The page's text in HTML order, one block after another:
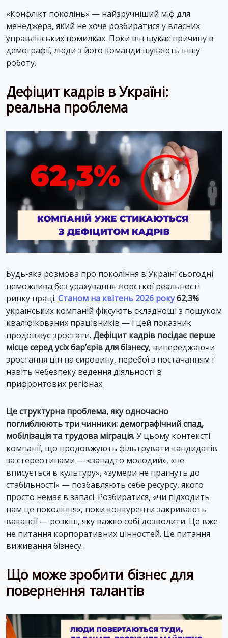
«Конфлікт поколінь» — найзручніший міф для
менеджера, який не хоче розбиратися у власних
управлінських помилках. Поки він шукає причину в
демографії, люди з його команди шукають іншу
роботу.
Дефіцит кадрів в Україні:
реальна проблема
Будь-яка розмова про покоління в Україні сьогодні
неможлива без урахування жорсткої реальності
ринку праці. Станом на квітень 2026 року62,3%
українських компаній фіксують складнощі з пошуком
кваліфікованих працівників — і цей показник
продовжує зростати. Дефіцит кадрів посідає перше
місце серед усіх бар’єрів для бізнесу, випереджаючи
зростання цін на сировину, перебої з постачанням і
навіть небезпеку ведення діяльності в
прифронтових регіонах.
Це структурна проблема, яку одночасно
поглиблюють три чинники: демографічний спад,
мобілізація та трудова міграція.У цьому контексті
компанії, що продовжують фільтрувати кандидатів
за стереотипами — «занадто молодий», «не
вписується в культуру», «зумери не прагнуть до
стабільності» — позбавляють себе ресурсу, якого
просто немає в запасі. Розбиратися, «чи підходить
нам це покоління», поки конкуренти закривають
вакансії — розкіш, яку важко собі дозволити. Це вже
не питання корпоративних цінностей. Це питання
виживання бізнесу.
Що може зробити бізнес для
повернення талантів